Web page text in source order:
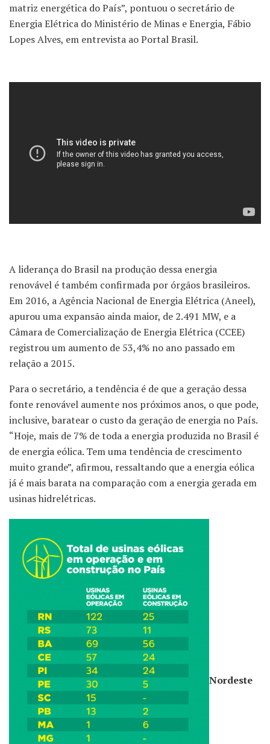
matriz energética do País”, pontuou o secretário de
Energia Elétrica do Ministério de Minas e Energia, Fábio
Lopes Alves, em entrevista ao Portal Brasil.
A liderança do Brasil na produção dessa energia
renovável é também confirmada por órgãos brasileiros.
Em 2016, a Agência Nacional de Energia Elétrica (Aneel),
apurou uma expansão ainda maior, de 2.491 MW, e a
Câmara de Comercialização de Energia Elétrica (CCEE)
registrou um aumento de 53,4% no ano passado em
relação a 2015.
Para o secretário, a tendência é de que a geração dessa
fonte renovável aumente nos próximos anos, o que pode,
inclusive, baratear o custo da geração de energia no País.
“Hoje, mais de 7% de toda a energia produzida no Brasil é
de energia eólica. Tem uma tendência de crescimento
muito grande”, afirmou, ressaltando que a energia eólica
já é mais barata na comparação com a energia gerada em
usinas hidrelétricas.
Nordeste